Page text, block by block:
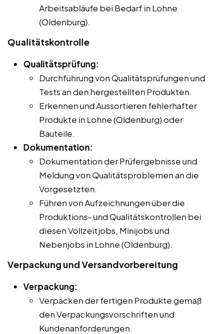
Arbeitsabläufe bei Bedarf in Lohne
(Oldenburg).
Qualitätskontrolle
Qualitätsprüfung:
Durchführung von Qualitätsprüfungen und
Tests an den hergestellten Produkten.
Erkennen und Aussortieren fehlerhafter
Produkte in Lohne (Oldenburg) oder
Bauteile.
Dokumentation:
Dokumentation der Prüfergebnisse und
Meldung von Qualitätsproblemen an die
Vorgesetzten.
Führen von Aufzeichnungen über die
Produktions- und Qualitätskontrollen bei
diesen Vollzeitjobs, Minijobs und
Nebenjobs in Lohne (Oldenburg).
Verpackung und Versandvorbereitung
Verpackung:
Verpacken der fertigen Produkte gemäß
den Verpackungsvorschriften und
Kundenanforderungen.